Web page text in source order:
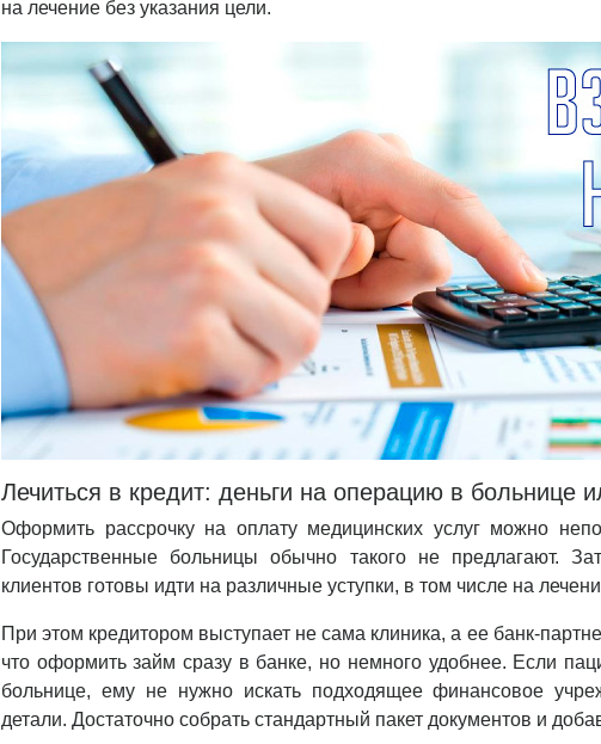
на лечение без указания цели.
Лечиться в кредит: деньги на операцию в больнице
Оформить рассрочку на оплату медицинских услуг можно
Государственные больницы обычно такого не предлагают.
клиентов готовы идти на различные уступки, в том числе на
При этом кредитором выступает не сама клиника, а ее банк-
что оформить займ сразу в банке, но немного удобнее. Если
больнице, ему не нужно искать подходящее финансовое
детали. Достаточно собрать стандартный пакет документов и